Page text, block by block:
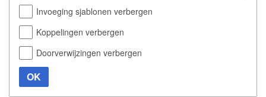
Invoeging sjablonen verbergen
Koppelingen verbergen
Doorverwijzingen verbergen
OK